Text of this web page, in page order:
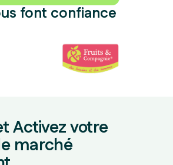
font confiance
Activez votre
marché